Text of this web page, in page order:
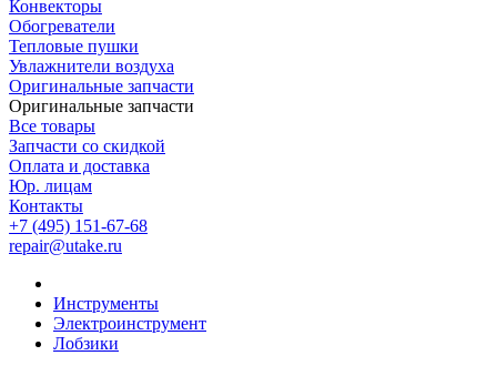
Конвекторы
Обогреватели
Тепловые пушки
Увлажнители воздуха
Оригинальные запчасти
Оригинальные запчасти
Все товары
Запчасти со скидкой
Оплата и доставка
Юр. лицам
Контакты
+7 (495) 151-67-68
repair@utake.ru
Инструменты
Электроинструмент
Лобзики